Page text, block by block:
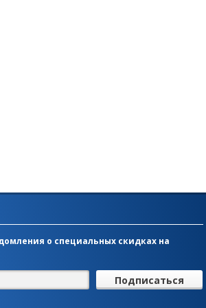
о специальных скидках на